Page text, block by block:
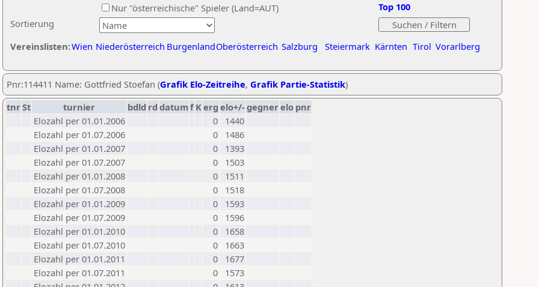
Sortierung
Nur "österreichische" Spieler (Land=AUT)
Vereinslisten:Wien Niederösterreich BurgenlandOberösterreich Salzburg Steiermark Kärnten Tirol Vorarlberg
Top 100
Pnr:114411 Name: Gottfried Stoefan (Grafik Elo-Zeitreihe, Grafik Partie-Statistik)
tnrSt turnier bdld rd datumf Kerg elo+/-gegnerelo pnr
Elozahl per 01.01.2006
0
1440
Elozahl per 01.07.2006
0
1486
Elozahl per 01.01.2007
0
1393
Elozahl per 01.07.2007
0
1503
Elozahl per 01.01.2008
0
1511
Elozahl per 01.07.2008
0
1518
Elozahl per 01.01.2009
0
1593
Elozahl per 01.07.2009
0
1596
Elozahl per 01.01.2010
0
1658
Elozahl per 01.07.2010
0
1663
Elozahl per 01.01.2011
0
1677
Elozahl per 01.07.2011
0
1573